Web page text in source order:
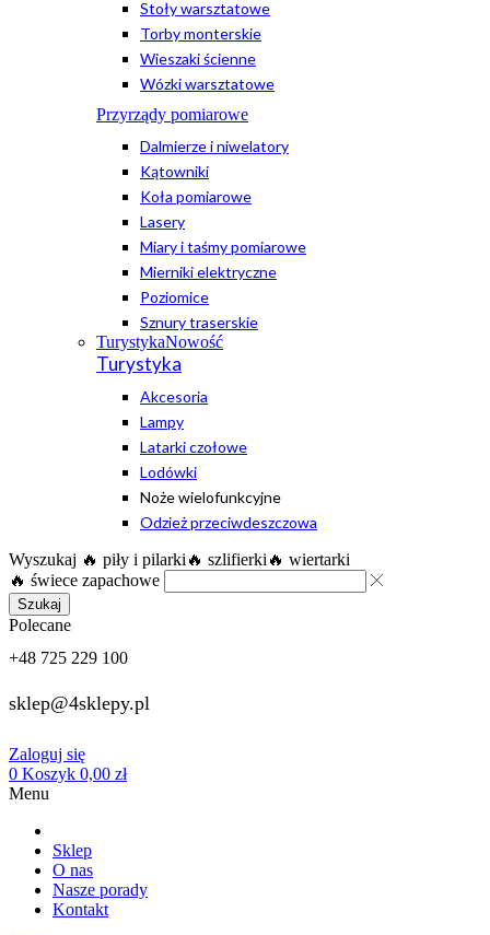
Stoły warsztatowe
Torby monterskie
Wieszaki ścienne
Wózki warsztatowe
Przyrządy pomiarowe
Dalmierze i niwelatory
Kątowniki
Koła pomiarowe
Lasery
Miary i taśmy pomiarowe
Mierniki elektryczne
Poziomice
Sznury traserskie
TurystykaNowość
Turystyka
Akcesoria
Lampy
Latarki czołowe
Lodówki
Noże wielofunkcyjne
Odzież przeciwdeszczowa
Wyszukaj 🔥 piły i pilarki 🔥 szlifierki 🔥 wiertarki
🔥 świece zapachowe
Szukaj
Polecane
+48 725 229 100
sklep@4sklepy.pl
Zaloguj się
0 Koszyk 0,00 zł
Menu
Sklep
O nas
Nasze porady
Kontakt